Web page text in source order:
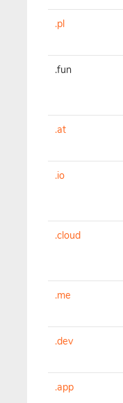
.pl
.fun
.at
.io
.cloud
.me
.dev
.app